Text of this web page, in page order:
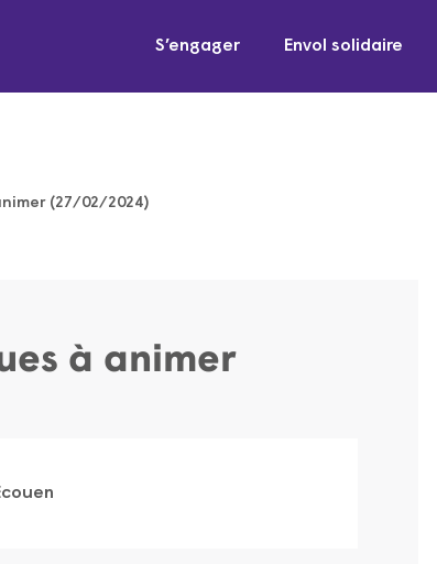
S’engager Envol solidaire
(27/02/2024)
à animer